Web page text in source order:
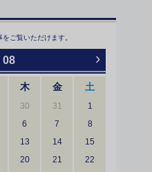
をご覧いただけます。
08 ›
木 金 土
30 31
1
6 7
8
13 14
15
20 21
22